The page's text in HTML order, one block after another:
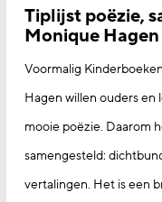
Tiplijst poëzie,
Monique Hagen
Voormalig
Hagen willen ouders
mooie poëzie. Daarom
samengesteld:
vertalingen. Het is een